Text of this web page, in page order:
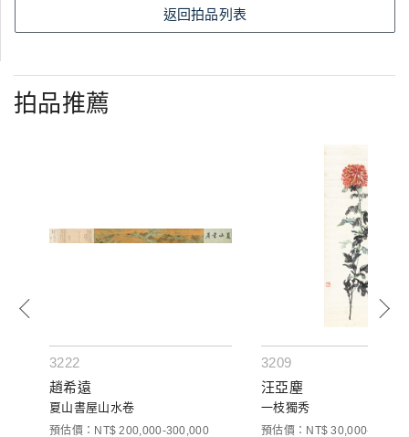
返回拍品列表
拍品推薦
3222
趙希遠
夏山書屋山水卷
預估價：NT$ 200,000-300,000
3209
汪亞塵
一枝獨秀
預估價：NT$ 30,000-50,000